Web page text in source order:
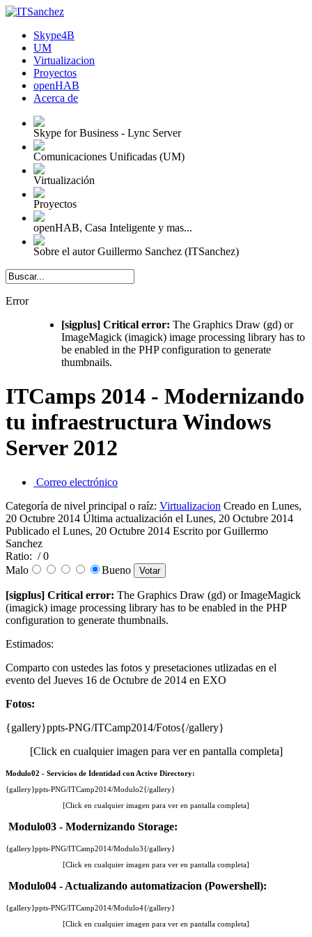
Skype4B
UM
Virtualizacion
Proyectos
openHAB
Acerca de
Skype for Business - Lync Server
Comunicaciones Unificadas (UM)
Virtualización
Proyectos
openHAB, Casa Inteligente y mas...
Sobre el autor Guillermo Sanchez (ITSanchez)
Error
[sigplus] Critical error: The Graphics Draw (gd) or
ImageMagick (imagick) image processing library has to
be enabled in the PHP configuration to generate
thumbnails.
ITCamps 2014 - Modernizando
tu infraestructura Windows
Server 2012
Correo electrónico
Categoría de nivel principal o raíz: Virtualizacion Creado en Lunes,
20 Octubre 2014 Última actualización el Lunes, 20 Octubre 2014
Publicado el Lunes, 20 Octubre 2014 Escrito por Guillermo
Sanchez
Ratio: / 0
Malo
Bueno
[sigplus] Critical error: The Graphics Draw (gd) or ImageMagick
(imagick) image processing library has to be enabled in the PHP
configuration to generate thumbnails.
Estimados:
Comparto con ustedes las fotos y presetaciones utlizadas en el
evento del Jueves 16 de Octubre de 2014 en EXO
Fotos:
{gallery}ppts-PNG/ITCamp2014/Fotos{/gallery}
[Click en cualquier imagen para ver en pantalla completa]
Modulo02 - Servicios de Identidad con Active Directory:
{gallery}ppts-PNG/ITCamp2014/Modulo2{/gallery}
[Click en cualquier imagen para ver en pantalla completa]
Modulo03 - Modernizando Storage:
{gallery}ppts-PNG/ITCamp2014/Modulo3{/gallery}
[Click en cualquier imagen para ver en pantalla completa]
Modulo04 - Actualizando automatizacion (Powershell):
{gallery}ppts-PNG/ITCamp2014/Modulo4{/gallery}
[Click en cualquier imagen para ver en pantalla completa]